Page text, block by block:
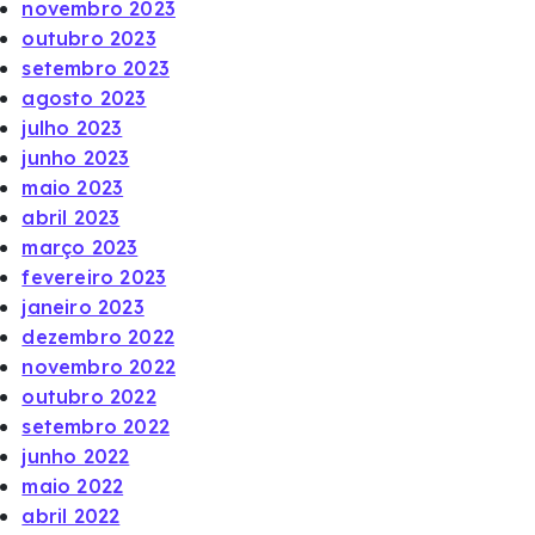
novembro 2023
outubro 2023
setembro 2023
agosto 2023
julho 2023
junho 2023
maio 2023
abril 2023
março 2023
fevereiro 2023
janeiro 2023
dezembro 2022
novembro 2022
outubro 2022
setembro 2022
junho 2022
maio 2022
abril 2022